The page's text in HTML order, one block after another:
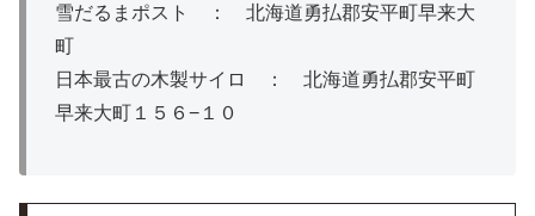
雪だるまポスト ： 北海道勇払郡安平町早来大
町
日本最古の木製サイロ ： 北海道勇払郡安平町
早来大町１５６−１０